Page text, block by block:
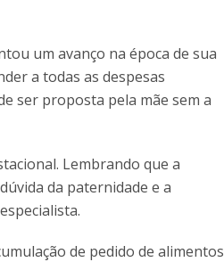
um avanço na época de sua
a todas as despesas
ser proposta pela mãe sem a
Lembrando que a
da paternidade e a
de pedido de alimentos